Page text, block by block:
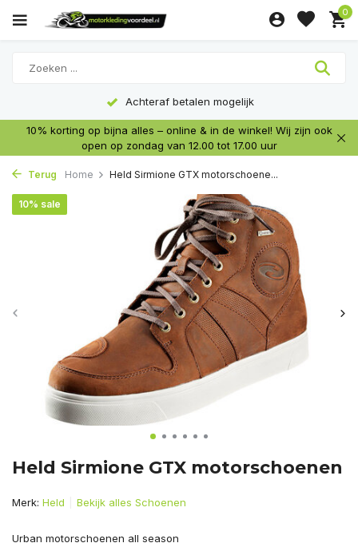
0
Achteraf betalen mogelijk
10% korting op bijna alles – online & in de winkel! Wij zijn ook
open op zondag van 12.00 tot 17.00 uur
Terug Home Held Sirmione GTX motorschoene...
Held Sirmione GTX motorschoenen
10% sale
Merk: Held Bekijk alles Schoenen
Urban motorschoenen all season